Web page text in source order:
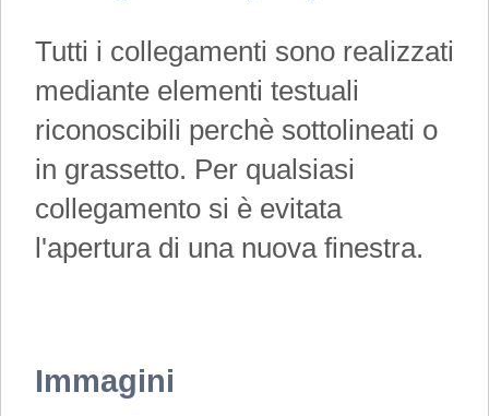
Tutti i collegamenti sono realizzati
mediante elementi testuali
riconoscibili perchè sottolineati o
in grassetto. Per qualsiasi
collegamento si è evitata
l'apertura di una nuova finestra.
Immagini